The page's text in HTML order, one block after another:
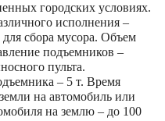
городских условиях.
исполнения –
сбора мусора. Объем
подъемников –
пульта.
– 5 т. Время
на автомобиль или
на землю – до 100